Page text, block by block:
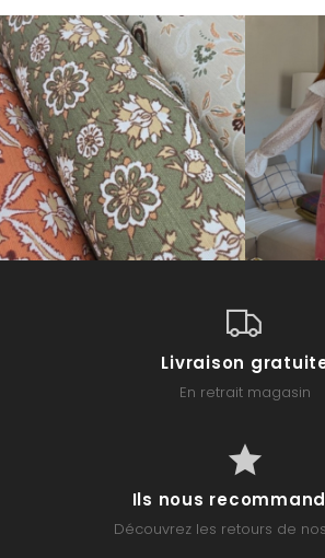
Livraison
En retrait magasin
Ils nous
Découvrez les retours de